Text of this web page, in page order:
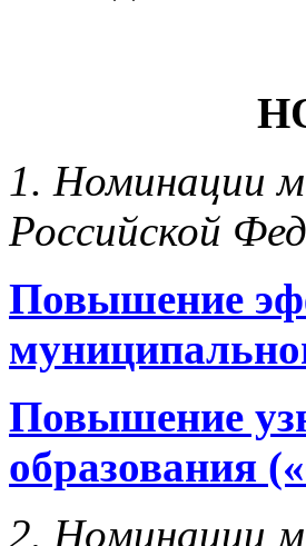
1. Номинации
Российской
Повышение
Повышение
образования
2. Номинации